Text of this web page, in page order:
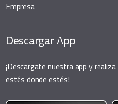
Empresa
Descargar App
¡Descargate nuestra app y
estés donde estés!